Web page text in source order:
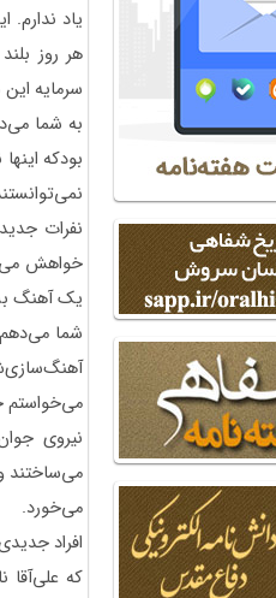
یاد
هر روز
سرمایه
به شما
بودکه
نفرات
خواهش
یک آهنگ
شما
می‌خواستم
نیروی
می‌ساختند
می‌خورد.
که علی‌آقا